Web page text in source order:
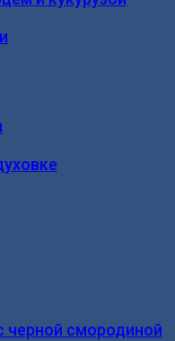
смородиной